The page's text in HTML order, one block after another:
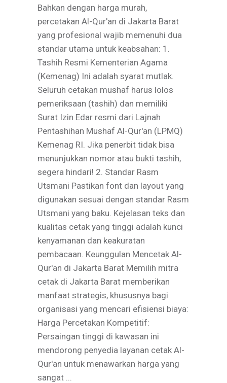
Bahkan dengan harga murah,
percetakan Al-Qur'an di Jakarta Barat
yang profesional wajib memenuhi dua
standar utama untuk keabsahan: 1.
Tashih Resmi Kementerian Agama
(Kemenag) Ini adalah syarat mutlak.
Seluruh cetakan mushaf harus lolos
pemeriksaan (tashih) dan memiliki
Surat Izin Edar resmi dari Lajnah
Pentashihan Mushaf Al-Qur'an (LPMQ)
Kemenag RI. Jika penerbit tidak bisa
menunjukkan nomor atau bukti tashih,
segera hindari! 2. Standar Rasm
Utsmani Pastikan font dan layout yang
digunakan sesuai dengan standar Rasm
Utsmani yang baku. Kejelasan teks dan
kualitas cetak yang tinggi adalah kunci
kenyamanan dan keakuratan
pembacaan. Keunggulan Mencetak Al-
Qur'an di Jakarta Barat Memilih mitra
cetak di Jakarta Barat memberikan
manfaat strategis, khususnya bagi
organisasi yang mencari efisiensi biaya:
Harga Percetakan Kompetitif:
Persaingan tinggi di kawasan ini
mendorong penyedia layanan cetak Al-
Qur'an untuk menawarkan harga yang
sangat